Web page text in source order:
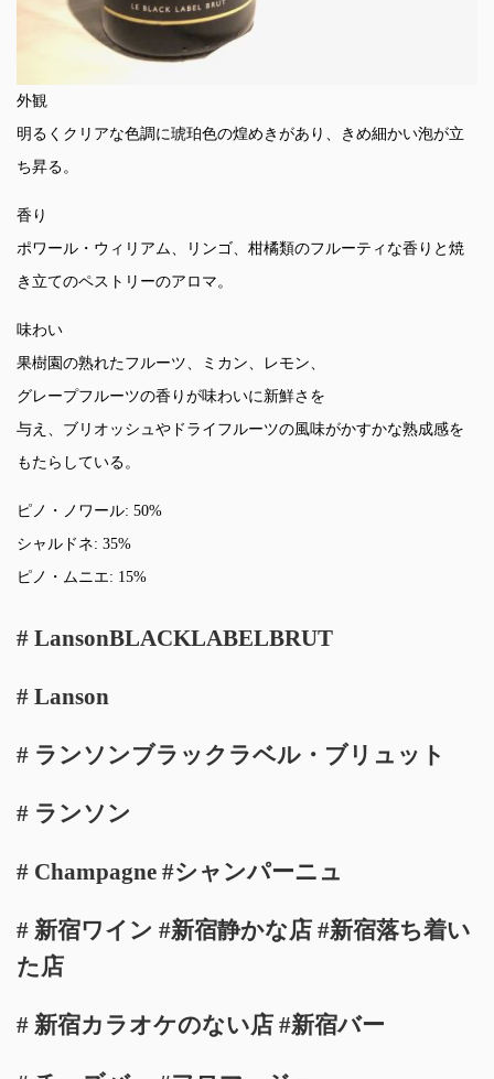
外観
明るくクリアな色調に琥珀色の煌めきがあり、きめ細かい泡が立
ち昇る。
香り
ポワール・ウィリアム、リンゴ、柑橘類のフルーティな香りと焼
き立てのペストリーのアロマ。
味わい
果樹園の熟れたフルーツ、ミカン、レモン、
グレープフルーツの香りが味わいに新鮮さを
与え、ブリオッシュやドライフルーツの風味がかすかな熟成感を
もたらしている。
ピノ・ノワール: 50%
シャルドネ: 35%
ピノ・ムニエ: 15%
# LansonBLACKLABELBRUT
# Lanson
# ランソンブラックラベル・ブリュット
# ランソン
# Champagne #シャンパーニュ
# 新宿ワイン #新宿静かな店 #新宿落ち着い
た店
# 新宿カラオケのない店 #新宿バー